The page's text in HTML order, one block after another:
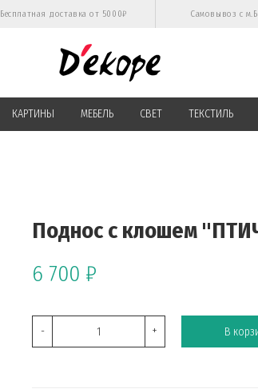
Бесплатная доставка от 5000₽ Самовывоз с
КАРТИНЫ МЕБЕЛЬ СВЕТ ТЕКСТИЛЬ
Поднос с клошем
6 700 ₽
- + В